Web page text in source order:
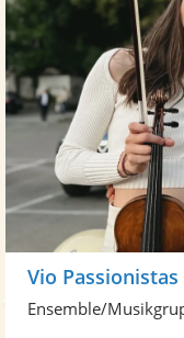
Vio Passionistas
Ensemble/